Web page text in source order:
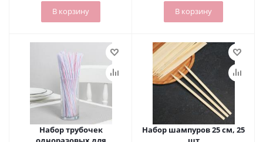
В корзину В корзину
Набор трубочек
Набор шампуров 25 см, 25